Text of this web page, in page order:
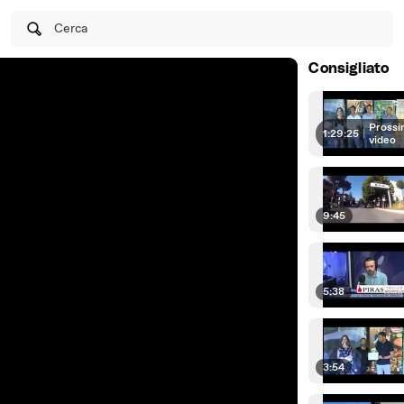
Cerca
Consigliato
1:29:25 | video
9:45
5:38
3:54